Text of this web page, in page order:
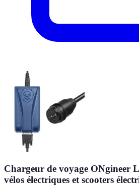
Chargeur de voyage ONgineer
vélos électriques et scooters